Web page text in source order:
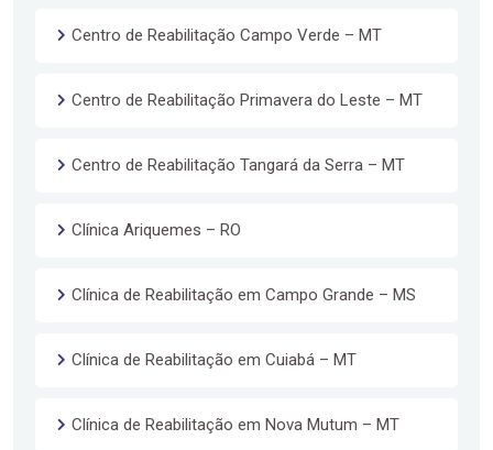
Centro de Reabilitação Campo Verde – MT
Centro de Reabilitação Primavera do Leste – MT
Centro de Reabilitação Tangará da Serra – MT
Clínica Ariquemes – RO
Clínica de Reabilitação em Campo Grande – MS
Clínica de Reabilitação em Cuiabá – MT
Clínica de Reabilitação em Nova Mutum – MT